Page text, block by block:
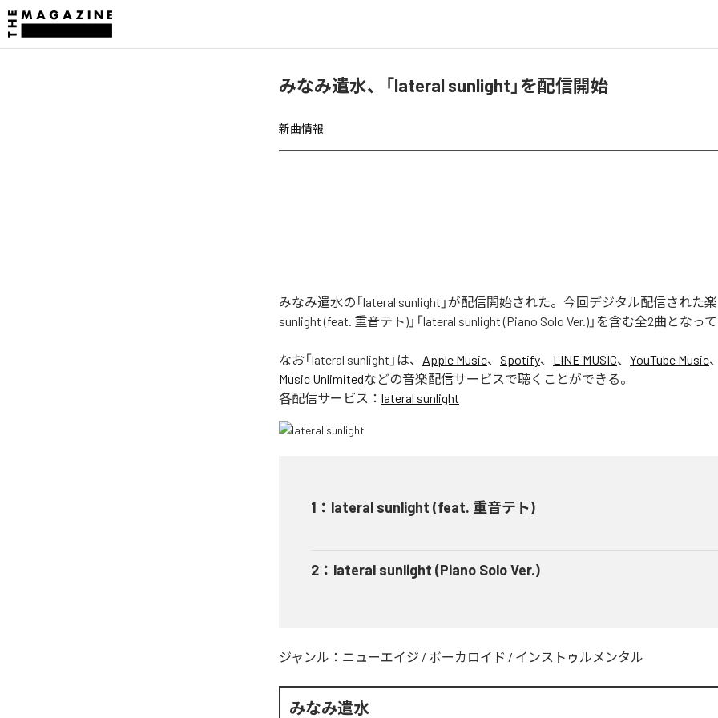
みなみ遣水、「lateral sunlight」を配信開始
新曲情報
みなみ遣水の「lateral sunlight」が配信開始された。今回デジタル配信された楽
sunlight (feat. 重音テト)」「lateral sunlight (Piano Solo Ver.)」を含む全2曲となって
なお「lateral sunlight 」は、 Apple Music、 Spotify、 LINE MUSIC、 YouTube Music、
Music Unlimitedなどの音楽配信サービスで聴くことができる。
各配信サービス： lateral sunlight
1 ： lateral sunlight (feat. 重音テト)
2 ： lateral sunlight (Piano Solo Ver.)
ジャンル： ニューエイジ / ボーカロイド / インストゥルメンタル
みなみ遣水